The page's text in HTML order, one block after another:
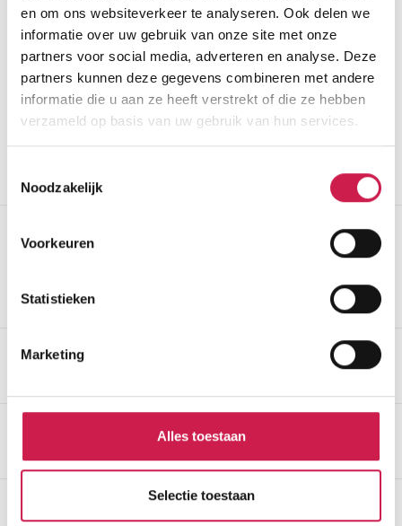
en om ons websiteverkeer te analyseren. Ook delen we
informatie over uw gebruik van onze site met onze
partners voor social media, adverteren en analyse. Deze
partners kunnen deze gegevens combineren met andere
informatie die u aan ze heeft verstrekt of die ze hebben
verzameld op basis van uw gebruik van hun services.
Noodzakelijk
Voorkeuren
Statistieken
Marketing
Alles toestaan
Selectie toestaan
Tahnée Driessen
Navigatie
Onze vestigingen